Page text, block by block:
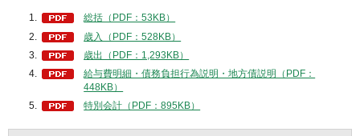
総括（PDF：53KB）
歳入（PDF：528KB）
歳出（PDF：1,293KB）
給与費明細・債務負担行為説明・地方債説明（PDF：
448KB）
特別会計（PDF：895KB）